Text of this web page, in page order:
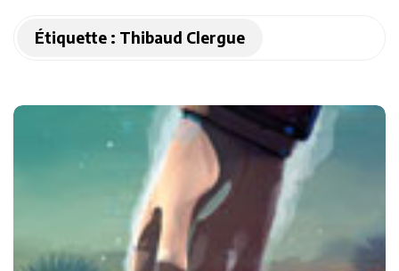
Étiquette : Thibaud Clergue